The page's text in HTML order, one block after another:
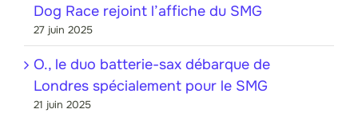
Dog Race rejoint l’affiche du SMG
27 juin 2025
O., le duo batterie-sax débarque de
Londres spécialement pour le SMG
21 juin 2025